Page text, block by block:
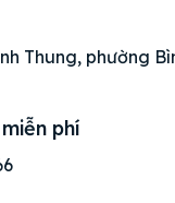
Thung, phường
phí